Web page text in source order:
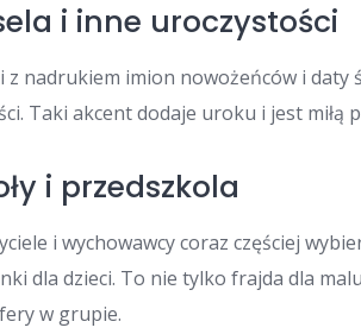
i inne uroczystości
z nadrukiem imion nowożeńców i
Taki akcent dodaje uroku i jest miłą
i przedszkola
i wychowawcy coraz częściej
dla dzieci. To nie tylko frajda dla
w grupie.